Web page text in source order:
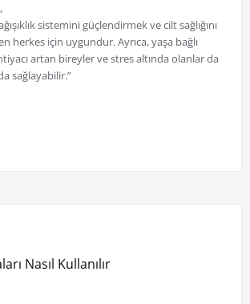
sistemini güçlendirmek ve cilt sağlığını
herkes için uygundur. Ayrıca, yaşa bağlı
artan bireyler ve stres altında olanlar da
sağlayabilir.”
Nasıl Kullanılır